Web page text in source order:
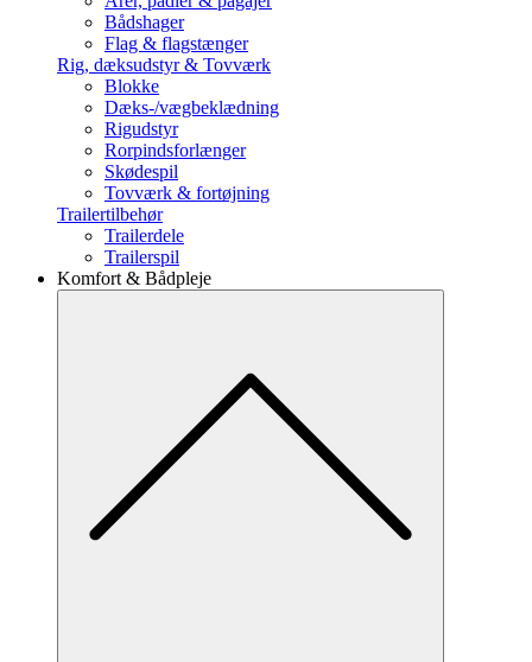
Bådshager
Flag & flagstænger
Rig, dæksudstyr & Tovværk
Blokke
Dæks-/vægbeklædning
Rigudstyr
Rorpindsforlænger
Skødespil
Tovværk & fortøjning
Trailertilbehør
Trailerdele
Trailerspil
Komfort & Bådpleje